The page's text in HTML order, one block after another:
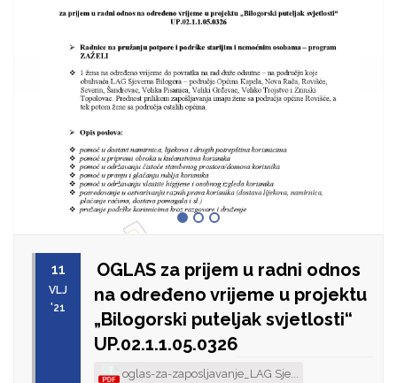
11
VLJ
'21
OGLAS za prijem u radni odnos
na određeno vrijeme u projektu
„Bilogorski puteljak svjetlosti“
UP.02.1.1.05.0326
oglas-za-zaposljavanje_LAG Sje...